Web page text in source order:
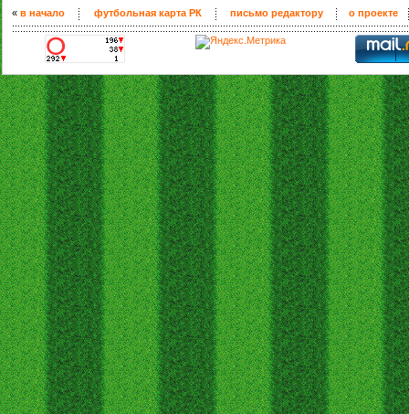
« в начало футбольная карта РК письмо редактору о проекте